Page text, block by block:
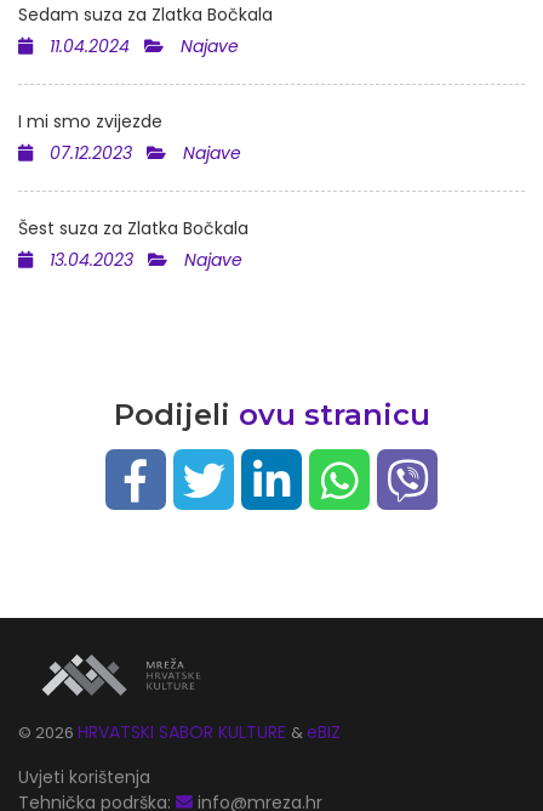
Sedam suza za Zlatka Bočkala
11.04.2024
Najave
I mi smo zvijezde
07.12.2023
Najave
Šest suza za Zlatka Bočkala
13.04.2023
Najave
Podijeli ovu stranicu
© 2026 HRVATSKI SABOR KULTURE &eBIZ
Uvjeti korištenja
Tehnička podrška:
info@mreza.hr